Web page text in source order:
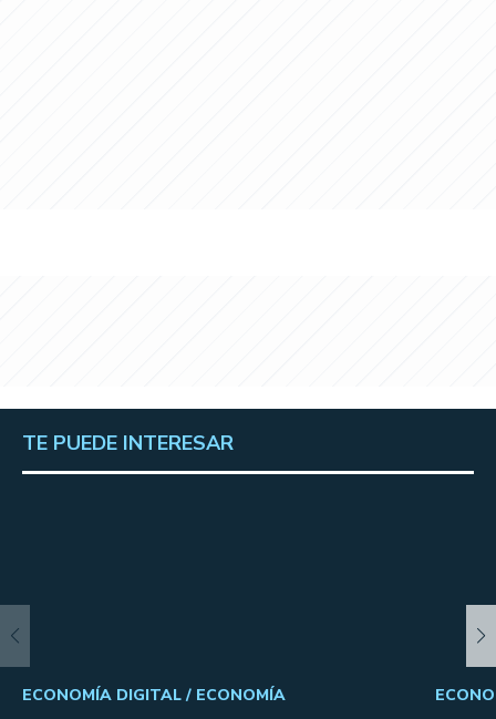
TE PUEDE INTERESAR
ECONOMÍA DIGITAL / ECONOMÍA